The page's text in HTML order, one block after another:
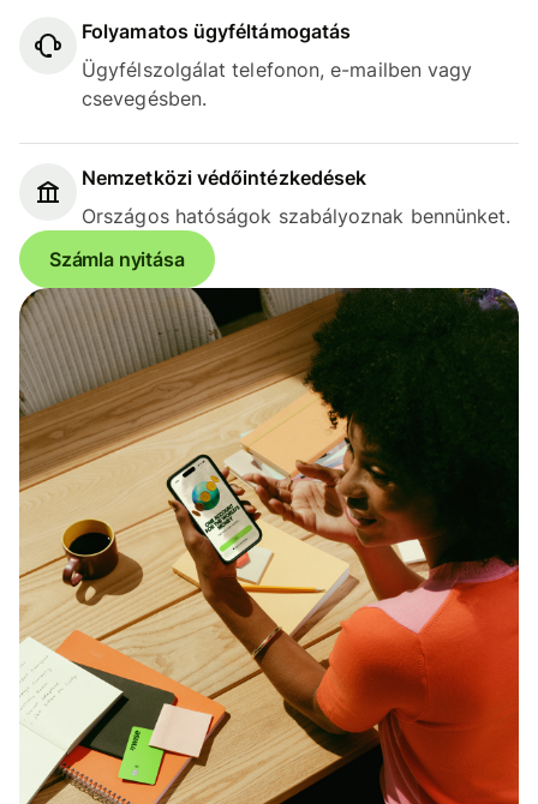
Folyamatos ügyféltámogatás
Ügyfélszolgálat telefonon, e-mailben vagy
csevegésben.
Nemzetközi védőintézkedések
Országos hatóságok szabályoznak bennünket.
Számla nyitása